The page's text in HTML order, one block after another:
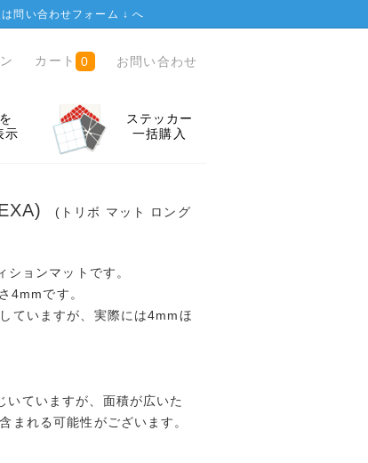
問い合わせフォーム ↓へ
カート 0 お問い合わせ
示
ステッカー
一括購入
(トリボ マット ロング
ョンマットです。
4mmです。
ていますが、実際には4mmほ
ていますが、面積が広いた
まれる可能性がございます。